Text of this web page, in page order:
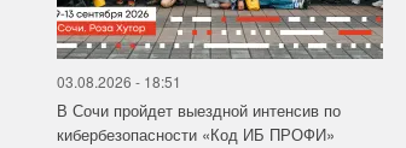
03.08.2026 - 18:51
В Сочи пройдет выездной интенсив по
кибербезопасности «Код ИБ ПРОФИ»